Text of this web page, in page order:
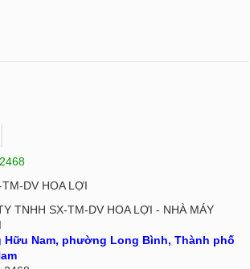
DV HOA LỢI
TNHH SX-TM-DV HOA LỢI - NHÀ MÁY
Hữu Nam, phường Long Bình, Thành phố